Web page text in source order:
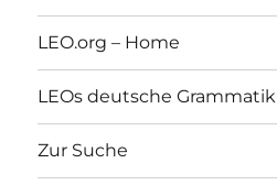
LEO.org – Home
LEOs deutsche Grammatik
Zur Suche